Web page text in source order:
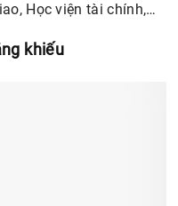
Học viện tài chính,…
khiếu